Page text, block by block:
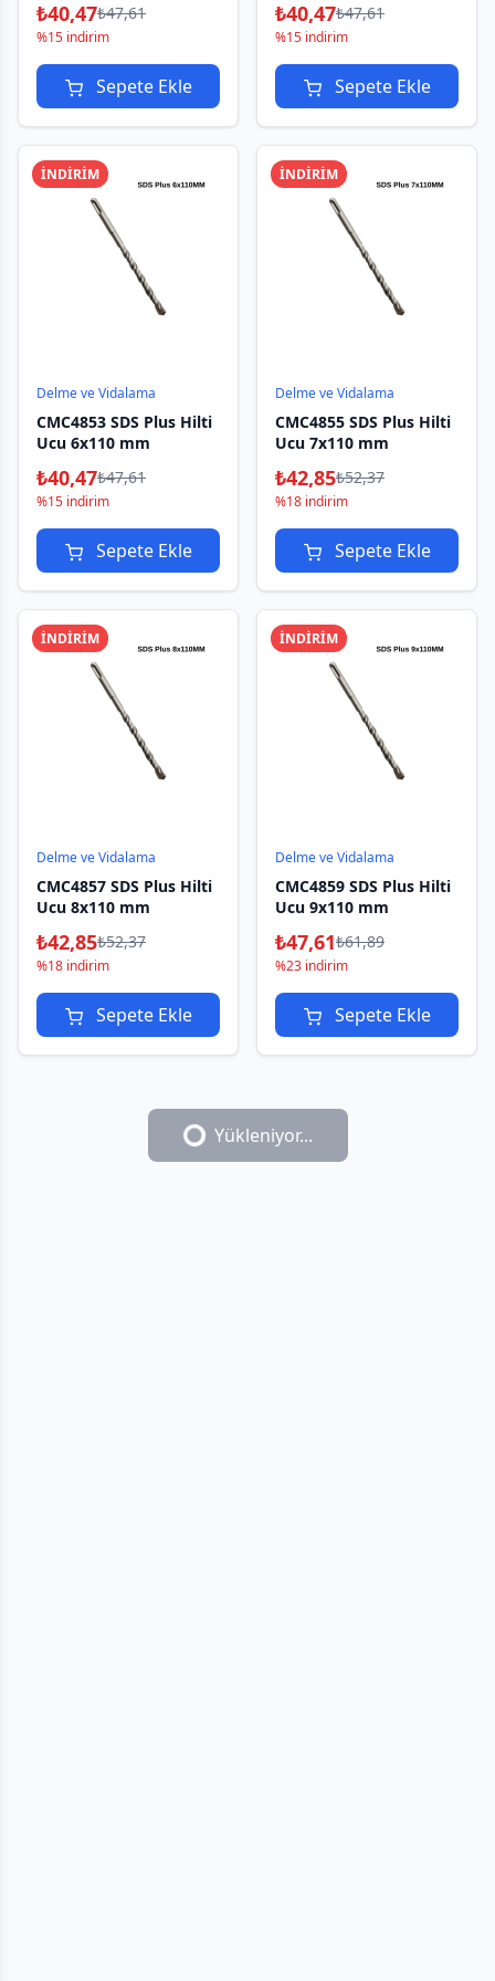
₺40,47₺47,61
%15 indirim
Sepete Ekle
₺40,47₺47,61
%15 indirim
Sepete Ekle
İNDİRİM
Delme ve Vidalama
CMC4853 SDS Plus Hilti
Ucu 6x110 mm
₺40,47₺47,61
%15 indirim
Sepete Ekle
İNDİRİM
Delme ve Vidalama
CMC4855 SDS Plus Hilti
Ucu 7x110 mm
₺42,85₺52,37
%18 indirim
Sepete Ekle
İNDİRİM
Delme ve Vidalama
CMC4857 SDS Plus Hilti
Ucu 8x110 mm
₺42,85₺52,37
%18 indirim
Sepete Ekle
İNDİRİM
Delme ve Vidalama
CMC4859 SDS Plus Hilti
Ucu 9x110 mm
₺47,61₺61,89
%23 indirim
Sepete Ekle
Yükleniyor...